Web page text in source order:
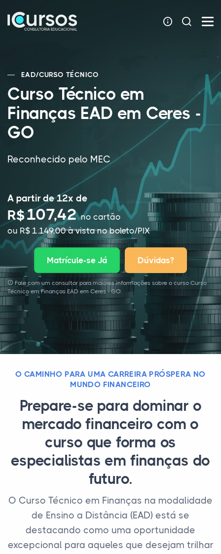
EAD/CURSO TÉCNICO
Curso Técnico em
Finanças EAD em Ceres -
GO
Reconhecido pelo MEC
A partir de 12x de
R$107,42no cartão
ou R$ 1.149,00 à vista no boleto/PIX
Matrícule-se Já Dúvidas?
Fale com um consultor para maiores informações sobre o curso Curso
Técnico em Finanças EAD em Ceres - GO.
O CAMINHO PARA UMA CARREIRA PRÓSPERA NO
MUNDO FINANCEIRO
Prepare-se para dominar o
mercado financeiro com o
curso que forma os
especialistas em finanças do
futuro.
O Curso Técnico em Finanças na modalidade
de Ensino a Distância (EAD) está se
destacando como uma oportunidade
excepcional para aqueles que desejam trilhar